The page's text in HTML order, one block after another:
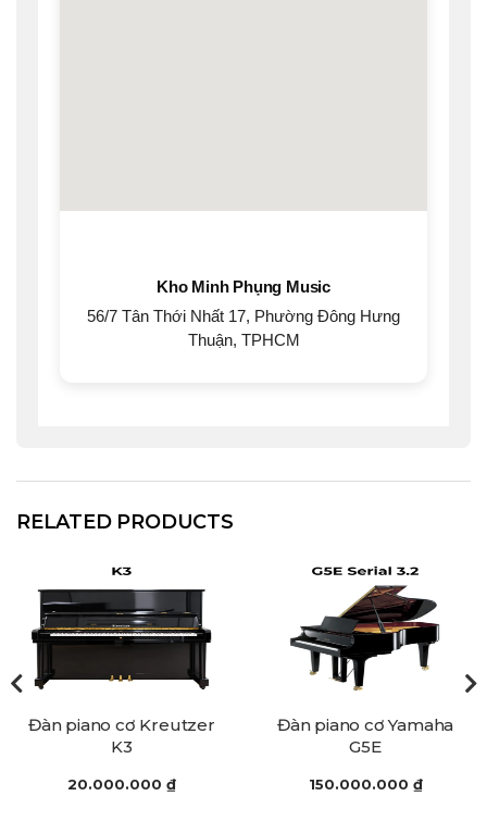
Kho Minh Phụng Music
56/7 Tân Thới Nhất 17, Phường Đông Hưng
Thuận, TPHCM
RELATED PRODUCTS
Đàn piano cơ Yamaha
G5E
150.000.000₫
Đàn piano cơ
Morgenstern MU5 MG(P)
25.000.000 ₫